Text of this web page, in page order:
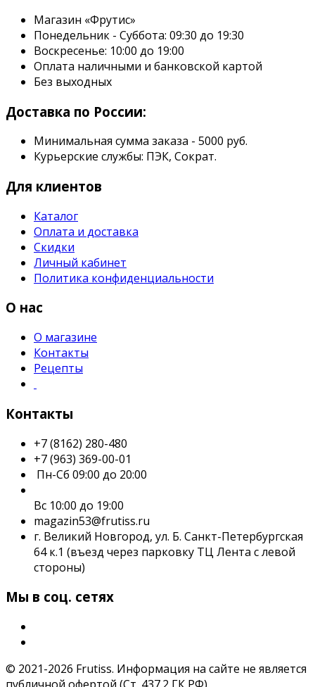
Магазин «Фрутис»
Понедельник - Суббота: 09:30 до 19:30
Воскресенье: 10:00 до 19:00
Оплата наличными и банковской картой
Без выходных
Доставка по России:
Минимальная сумма заказа - 5000 руб.
Курьерские службы: ПЭК, Сократ.
Для клиентов
Каталог
Оплата и доставка
Скидки
Личный кабинет
Политика конфиденциальности
О нас
О магазине
Контакты
Рецепты
Контакты
+7 (8162) 280-480
+7 (963) 369-00-01
Пн-Сб 09:00 до 20:00
Вс 10:00 до 19:00
magazin53@frutiss.ru
г. Великий Новгород, ул. Б. Санкт-Петербургская
64 к.1 (въезд через парковку ТЦ Лента с левой
стороны)
Мы в соц. сетях
© 2021-2026 Frutiss. Информация на сайте не является